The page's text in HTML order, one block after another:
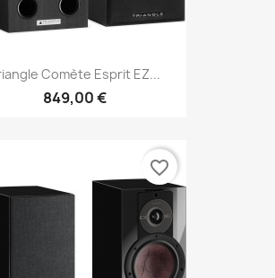
Comète Esprit EZ...
849,00 €
favorite_border